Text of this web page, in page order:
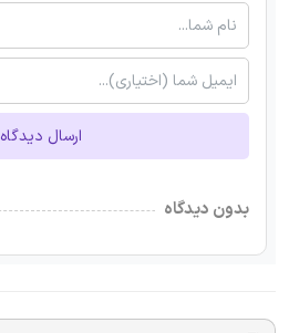
ارسال دیدگاه
بدون دیدگاه